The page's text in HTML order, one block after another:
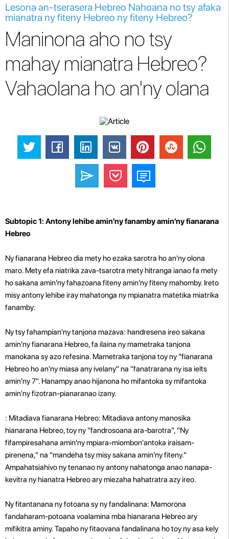
Lesona an-tserasera Hebreo Nahoana no tsy afaka
mianatra ny fiteny Hebreo ny fiteny Hebreo?
Maninona aho no tsy
mahay mianatra Hebreo?
Vahaolana ho an'ny olana
Subtopic 1: Antony lehibe amin'ny fanamby amin'ny fianarana
Hebreo
Ny fianarana Hebreo dia mety ho ezaka sarotra ho an'ny olona
maro. Mety efa niatrika zava-tsarotra mety hitranga ianao fa mety
ho sakana amin'ny fahazoana fiteny amin'ny fiteny mahomby. Ireto
misy antony lehibe iray mahatonga ny mpianatra matetika miatrika
fanamby:
Ny tsy fahampian'ny tanjona mazava: handresena ireo sakana
amin'ny fianarana Hebreo, fa ilaina ny mametraka tanjona
manokana sy azo refesina. Mametraka tanjona toy ny "fianarana
Hebreo ho an'ny miasa any ivelany" na "fanatrarana ny isa ielts
amin'ny 7". Hanampy anao hijanona ho mifantoka sy mifantoka
amin'ny fizotran-pianaranao izany.
: Mitadiava fianarana Hebreo: Mitadiava antony manosika
hianarana Hebreo, toy ny "fandrosoana ara-barotra", "Ny
fifampiresahana amin'ny mpiara-miombon'antoka iraisam-
pirenena," na "mandeha tsy misy sakana amin'ny fiteny."
Ampahatsiahivo ny tenanao ny antony nahatonga anao nanapa-
kevitra ny hianatra Hebreo ary miezaha hahatratra azy ireo.
Ny fitantanana ny fotoana sy ny fandalinana: Mamorona
fandaharam-potoana voalamina mba hianarana Hebreo ary
mifikitra aminy. Tapaho ny fitaovana fandalinana ho toy ny asa kely